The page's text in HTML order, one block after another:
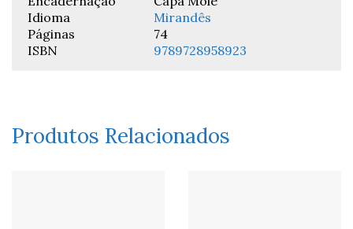
Idioma
Mirandês
Páginas
74
ISBN
9789728958923
Produtos Relacionados